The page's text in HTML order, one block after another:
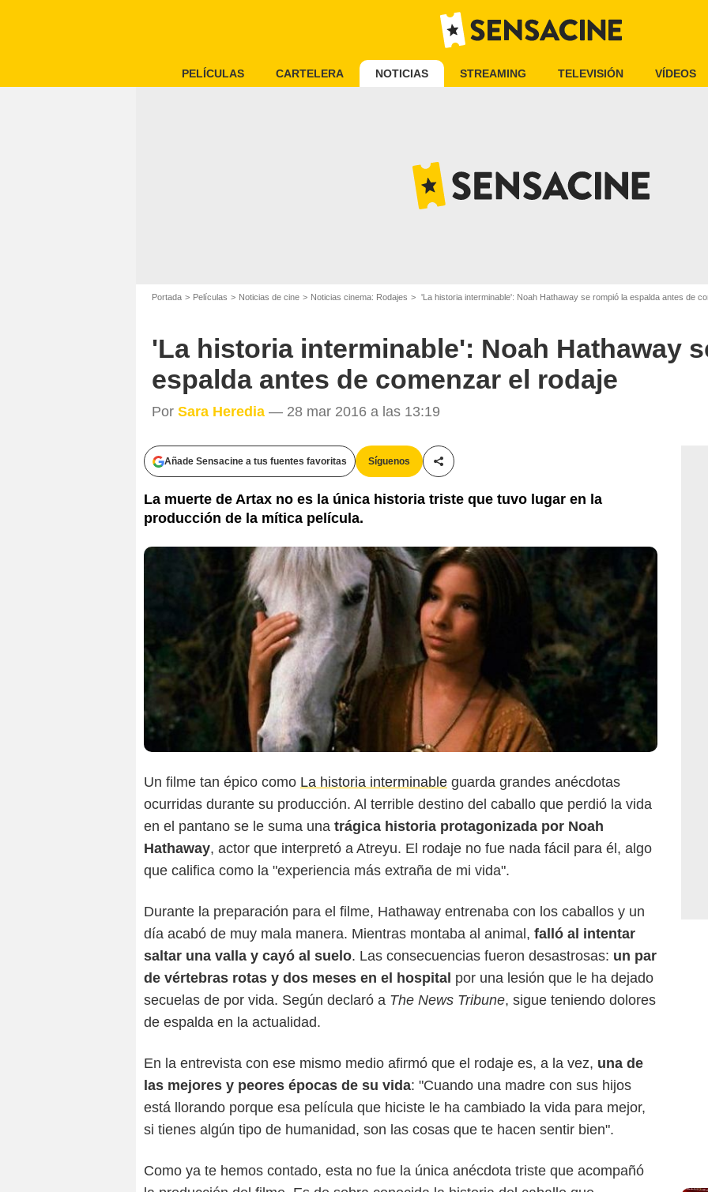
PELÍCULAS CARTELERA NOTICIAS STREAMING TELEVISIÓN VÍDEOS
Portada Películas Noticias de cine Noticias cinema: Rodajes 'La historia interminable': Noah Hathaway se rompió la espalda antes de
'La historia interminable': Noah Hathaway
espalda antes de comenzar el rodaje
Por Sara Heredia — 28 mar 2016 a las 13:19
Añade Sensacine a tus fuentes favoritas Síguenos
Compartir esta noticia
La muerte de Artax no es la única historia triste que tuvo lugar en la
producción de la mítica película.
Warner Bros. Pictures
Un filme tan épico como La historia interminable guarda grandes anécdotas
ocurridas durante su producción. Al terrible destino del caballo que perdió la vida
en el pantano se le suma una trágica historia protagonizada por Noah
Hathaway, actor que interpretó a Atreyu. El rodaje no fue nada fácil para él, algo
que califica como la "experiencia más extraña de mi vida".
Durante la preparación para el filme, Hathaway entrenaba con los caballos y un
día acabó de muy mala manera. Mientras montaba al animal, falló al intentar
saltar una valla y cayó al suelo. Las consecuencias fueron desastrosas: un par
de vértebras rotas y dos meses en el hospital por una lesión que le ha dejado
secuelas de por vida. Según declaró a The News Tribune, sigue teniendo dolores
de espalda en la actualidad.
En la entrevista con ese mismo medio afirmó que el rodaje es, a la vez, una de
las mejores y peores épocas de su vida: "Cuando una madre con sus hijos
está llorando porque esa película que hiciste le ha cambiado la vida para mejor,
si tienes algún tipo de humanidad, son las cosas que te hacen sentir bien".
Como ya te hemos contado, esta no fue la única anécdota triste que acompañó